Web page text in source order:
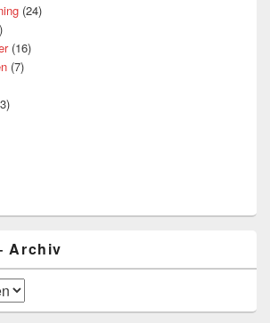
(24)
(16)
(7)
Archiv